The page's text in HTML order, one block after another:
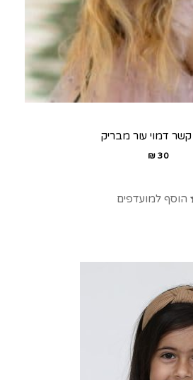
דמוי עור מבריק
30
₪
הוסף למועדפים